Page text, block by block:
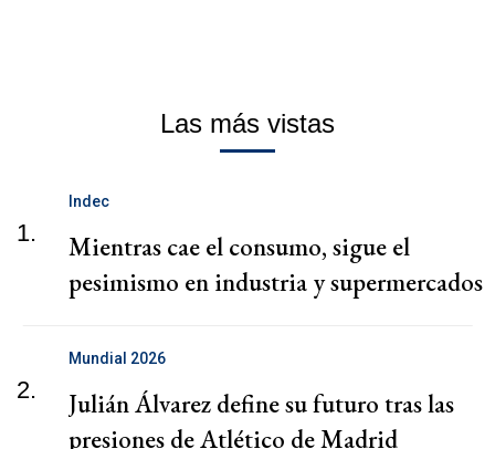
Las más vistas
1.
Indec
Mientras cae el consumo, sigue el
pesimismo en industria y supermercados
2.
Mundial 2026
Julián Álvarez define su futuro tras las
presiones de Atlético de Madrid